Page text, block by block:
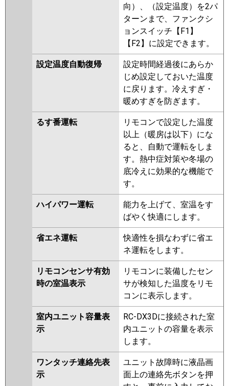
向）、（設定温度）を2パ
ターンまで、ファンクシ
ョンスイッチ【F1】
【F2】に設定できます。
設定温度自動復帰
設定時間経過後にあらか
じめ設定しておいた温度
に戻ります。冷えすぎ・
暖めすぎを防ぎます。
るす番運転
リモコンで設定した温度
以上（暖房は以下）にな
ると、自動で運転をしま
す。熱中症対策や冬場の
底冷えに効果的な機能で
す。
ハイパワー運転
能力を上げて、室温をす
ばやく快適にします。
省エネ運転
快適性を損なわずに省エ
ネ運転をします。
リモコンセンサ有効
時の室温表示
リモコンに装備したセン
サが検知した温度をリモ
コンに表示します。
室内ユニット容量表
示
RC-DX3Dに接続された室
内ユニットの容量を表示
します。
ワンタッチ連絡先表
示
ユニット故障時に液晶画
面上の連絡先ボタンを押